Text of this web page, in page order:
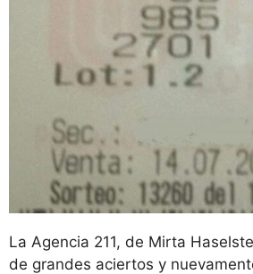
La Agencia 211, de Mirta
de grandes aciertos y